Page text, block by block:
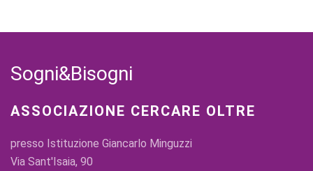
Sogni&Bisogni
ASSOCIAZIONE CERCARE OLTRE
presso Istituzione Giancarlo Minguzzi
Via Sant'Isaia, 90